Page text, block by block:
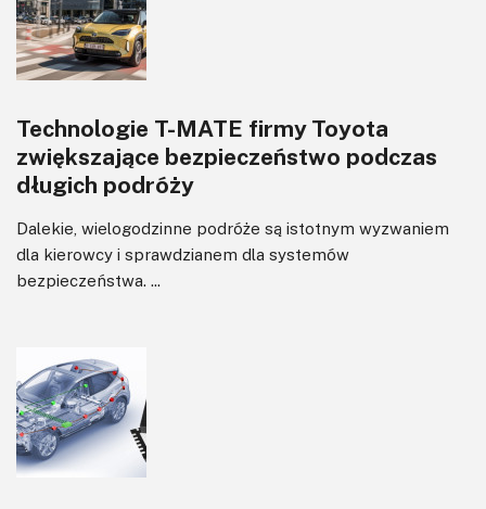
Technologie T-MATE firmy Toyota
zwiększające bezpieczeństwo podczas
długich podróży
Dalekie, wielogodzinne podróże są istotnym wyzwaniem
dla kierowcy i sprawdzianem dla systemów
bezpieczeństwa. ...